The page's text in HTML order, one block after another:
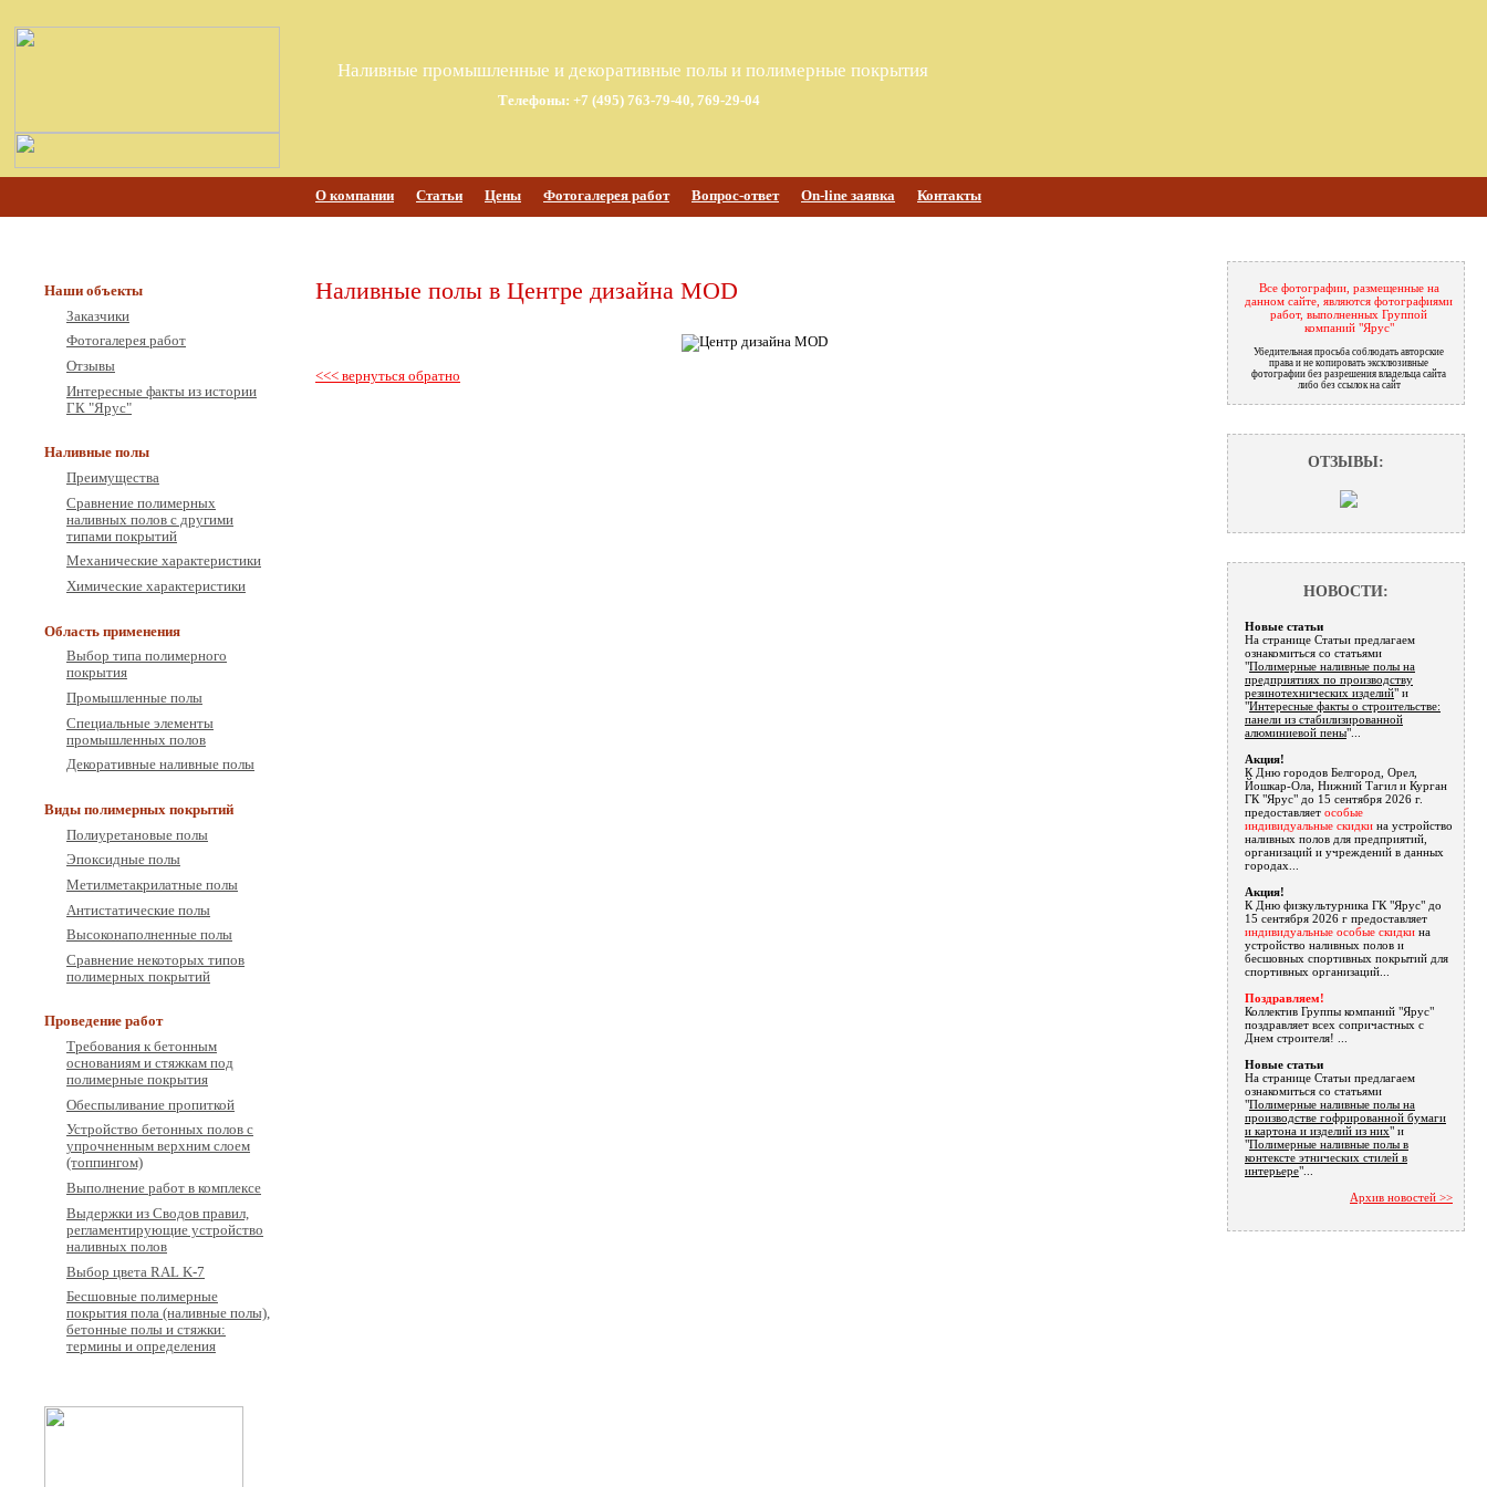
Наливные промышленные и декоративные полы и полимерные покрытия
Телефоны: +7 (495) 763-79-40, 769-29-04
О компании Статьи Цены Фотогалерея работ Вопрос-ответ On-line заявка Контакты
Наши объекты
Заказчики
Фотогалерея работ
Отзывы
Интересные факты из истории
ГК "Ярус"
Наливные полы
Преимущества
Сравнение полимерных
наливных полов с другими
типами покрытий
Механические характеристики
Химические характеристики
Область применения
Выбор типа полимерного
покрытия
Промышленные полы
Специальные элементы
промышленных полов
Декоративные наливные полы
Виды полимерных покрытий
Полиуретановые полы
Эпоксидные полы
Метилметакрилатные полы
Антистатические полы
Высоконаполненные полы
Сравнение некоторых типов
полимерных покрытий
Проведение работ
Требования к бетонным
основаниям и стяжкам под
полимерные покрытия
Обеспыливание пропиткой
Устройство бетонных полов с
упрочненным верхним слоем
(топпингом)
Выполнение работ в комплексе
Выдержки из Сводов правил,
регламентирующие устройство
наливных полов
Выбор цвета RAL K-7
Бесшовные полимерные
покрытия пола (наливные полы),
бетонные полы и стяжки:
термины и определения
Наливные полы в Центре дизайна MOD
<<< вернуться обратно
Все фотографии, размещенные на
данном сайте, являются фотографиями
работ, выполненных Группой
компаний "Ярус"
Убедительная просьба соблюдать авторские
права и не копировать эксклюзивные
фотографии без разрешения владельца сайта
либо без ссылок на сайт
ОТЗЫВЫ:
НОВОСТИ:
Новые статьи
На странице Статьи предлагаем
ознакомиться со статьями
"Полимерные наливные полы на
предприятиях по производству
резинотехнических изделий" и
"Интересные факты о строительстве:
панели из стабилизированной
алюминиевой пены"...
Акция!
К Дню городов Белгород, Орел,
Йошкар-Ола, Нижний Тагил и Курган
ГК "Ярус" до 15 сентября 2026 г.
предоставляет особые
индивидуальные скидки на устройство
наливных полов для предприятий,
организаций и учреждений в данных
городах...
Акция!
К Дню физкультурника ГК "Ярус" до
15 сентября 2026 г предоставляет
индивидуальные особые скидки на
устройство наливных полов и
бесшовных спортивных покрытий для
спортивных организаций...
Поздравляем!
Коллектив Группы компаний "Ярус"
поздравляет всех сопричастных с
Днем строителя! ...
Новые статьи
На странице Статьи предлагаем
ознакомиться со статьями
"Полимерные наливные полы на
производстве гофрированной бумаги
и картона и изделий из них" и
"Полимерные наливные полы в
контексте этнических стилей в
интерьере"...
Архив новостей >>